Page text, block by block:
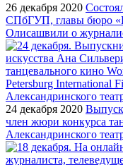
26 декабря 2020
СПбГУП, главы бюро
Олисашвили о
24 декабря 2020
член жюри конкурса
Александринского